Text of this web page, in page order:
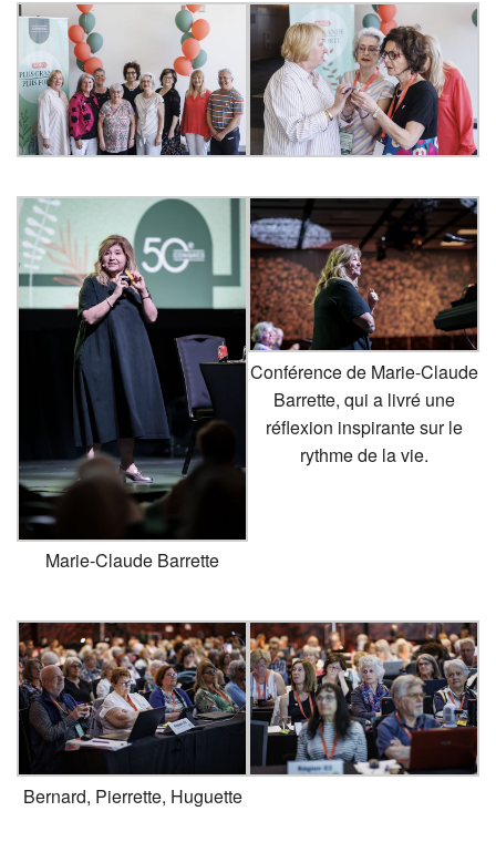
Marie-Claude Barrette
Conférence de Marie-Claude
Barrette, qui a livré une
réflexion inspirante sur le
rythme de la vie.
Bernard, Pierrette, Huguette